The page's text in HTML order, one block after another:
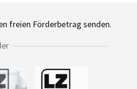
freien Förderbetrag senden.